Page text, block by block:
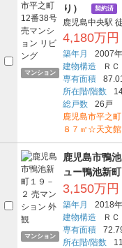
マンション
り）
契約済
鹿児島中央駅
4,180万円
築年月 2007
建物構造
ＲＣ
専有面積
所在階/階数
総戸数
26戸
鹿児島市平之
８７㎡☆天文
マンション
鹿児島市鴨
ュー鴨池新町
3,150万円
築年月 2018
建物構造
ＲＣ
専有面積
所在階/階数